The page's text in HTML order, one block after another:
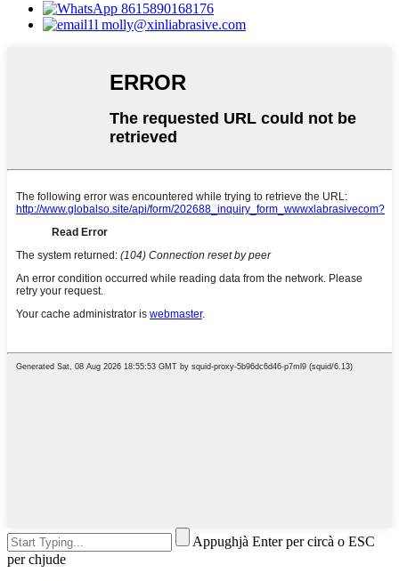
8615890168176
molly@xinliabrasive.com
Appughjà Enter per circà o ESC
per chjude